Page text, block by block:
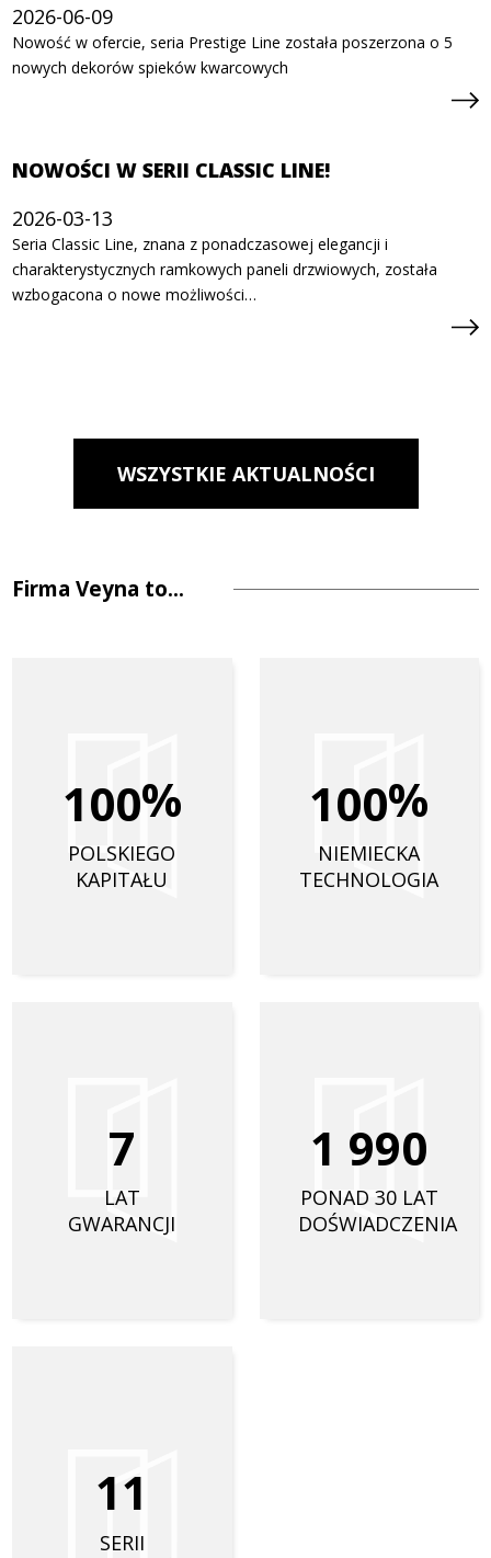
2026-06-09
Nowość w ofercie, seria Prestige Line została poszerzona o 5
nowych dekorów spieków kwarcowych
NOWOŚCI W SERII CLASSIC LINE!
2026-03-13
Seria Classic Line, znana z ponadczasowej elegancji i
charakterystycznych ramkowych paneli drzwiowych, została
wzbogacona o nowe możliwości…
WSZYSTKIE AKTUALNOŚCI
Firma Veyna to...
100%
POLSKIEGO
KAPITAŁU
100%
NIEMIECKA
TECHNOLOGIA
7
LAT
GWARANCJI
1 990
PONAD 30 LAT
DOŚWIADCZENIA
11
SERII